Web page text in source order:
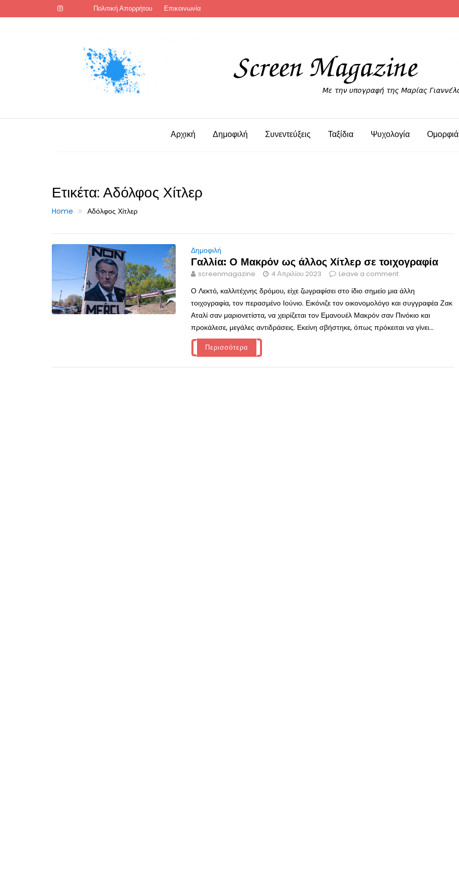
to
Πολιτική Απορρήτου Επικοινωνία
Αρχική Δημοφιλή Συνεντεύξεις Ταξίδια Ψυχολογία Ομορφιά
Ετικέτα: Αδόλφος Χίτλερ
Home Αδόλφος Χίτλερ
Δημοφιλή
Γαλλία: Ο Μακρόν ως άλλος Χίτλερ σε τοιχογραφία
screenmagazine 4 Απριλίου 2023 Leave a comment
Ο Λεκτό, καλλιτέχνης δρόμου, είχε ζωγραφίσει στο ίδιο σημείο μια άλλη
τοιχογραφία, τον περασμένο Ιούνιο. Εικόνιζε τον οικονομολόγο και συγγραφέα Ζακ
Αταλί σαν μαριονετίστα, να χειρίζεται τον Εμανουέλ Μακρόν σαν Πινόκιο και
προκάλεσε, μεγάλες αντιδράσεις. Εκείνη σβήστηκε, όπως πρόκειται να γίνει...
Περισσότερα